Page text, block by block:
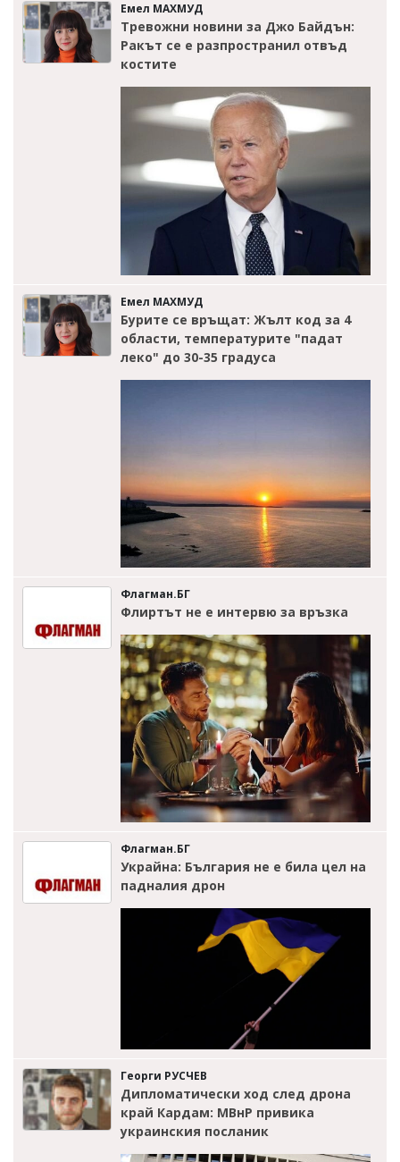
Емел МАХМУД
Тревожни новини за Джо Байдън:
Ракът се е разпространил отвъд
костите
Емел МАХМУД
Бурите се връщат: Жълт код за 4
области, температурите "падат
леко" до 30-35 градуса
Флагман.БГ
Флиртът не е интервю за връзка
Флагман.БГ
Украйна: България не е била цел на
падналия дрон
Георги РУСЧЕВ
Дипломатически ход след дрона
край Кардам: МВнР привика
украинския посланик